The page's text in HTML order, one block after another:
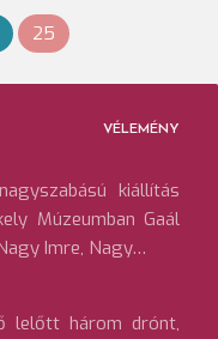
25
VÉLEMÉNY
kiállítás
Múzeumban Gaál
Imre, Nagy…
lelőtt három drónt,